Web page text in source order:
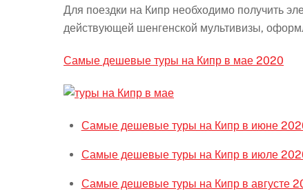
Для поездки на Кипр необходимо получить
действующей шенгенской мультивизы,
Самые дешевые туры на Кипр в мае 2020
Самые дешевые туры на Кипр в июне
Самые дешевые туры на Кипр в июле
Самые дешевые туры на Кипр в августе